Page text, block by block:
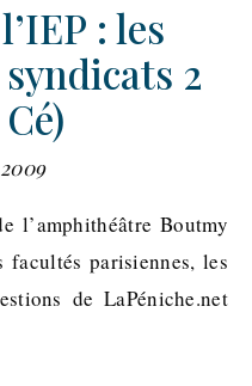
: les
2
facultés parisiennes, les
de LaPéniche.net